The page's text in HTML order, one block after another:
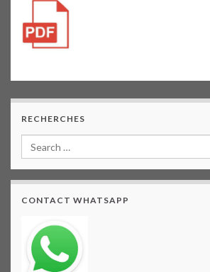
RECHERCHES
CONTACT WHATSAPP